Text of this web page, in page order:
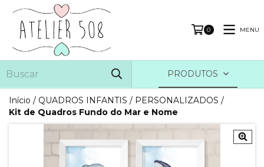
0 MENU
PRODUTOS
Início / QUADROS INFANTIS / PERSONALIZADOS /
Kit de Quadros Fundo do Mar e Nome